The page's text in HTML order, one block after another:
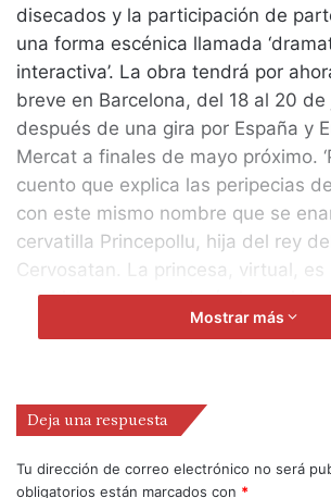
disecados y la participación de
una forma escénica llamada
interactiva’. La obra tendrá por
breve en Barcelona, del 18 al 20 de
después de una gira por España y
Mercat a finales de mayo próximo.
cuento que explica las peripecias
con este mismo nombre que se
cervatilla Princepollu, hija del rey
Cervosatan. La princesa, virtual, es
salchichas que ayudará al conejo
esbirros del rey, los robots. La
informática industrial (robots) y la
aplicada a los audiovisuales»,
director e intérprete de la obra.
Mostrar más
Deja una respuesta
Tu dirección de correo electrónico no será
obligatorios están marcados con *